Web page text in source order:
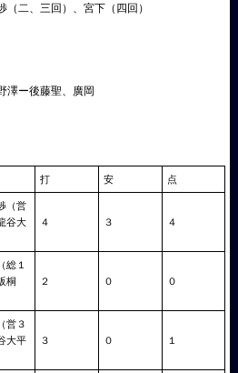
二、三回）、宮下（四回）
澤ー後藤聖、廣岡
打 安 点
（営
谷大
４ ３ ４
総１
桐
２ ０ ０
営３
大平
３ ０ １